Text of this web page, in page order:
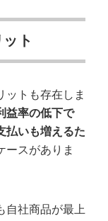
ト
ットも存在しま
益率の低下で
払いも増えるた
ースがありま
自社商品が最上